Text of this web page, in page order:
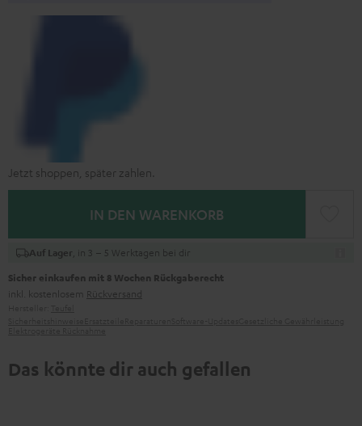
Jetzt shoppen, später zahlen.
IN DEN WARENKORB
Auf Lager , in 3 – 5 Werktagen bei dir
Sicher einkaufen mit 8 Wochen Rückgaberecht
inkl. kostenlosem Rückversand
Das könnte dir auch gefallen